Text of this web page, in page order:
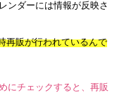
ンダーには情報が反映さ
再販が行われているんで
にチェックすると、再販